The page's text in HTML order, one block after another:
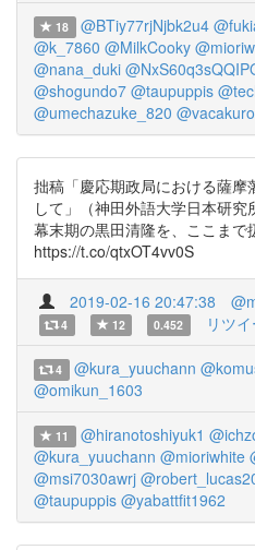
18 @BTiy77rjNjbk2u4
@k_7860 @MilkCooky
@nana_duki
@shogundo7 @taupuppis
@umechazuke_820 @vacakuro
拙稿「慶応期政局における薩
して」（神田外語大学日本研究
幕末期の黒田清隆を、ここまで
https://t.co/qtxOT4vv0S
2019-02-16 20:47:38
4 12 0.452 リツ
4 @kura_yuuchann
@omikun_1603
11 @hiranotoshiyuk1
@kura_yuuchann @mioriwhite
@msi7030awrj
@taupuppis @yabattfit1962